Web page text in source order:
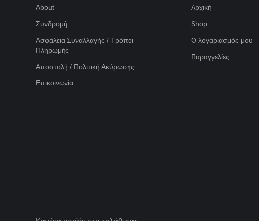
About
Συνδρομή
Ασφάλεια Συναλλαγής / Τρόποι
Πληρωμής
Αποστολή / Πολιτική Ακύρωσης
Επικοινωνία
Αρχική
Shop
Ο λογαριασμός μου
Παραγγελίες